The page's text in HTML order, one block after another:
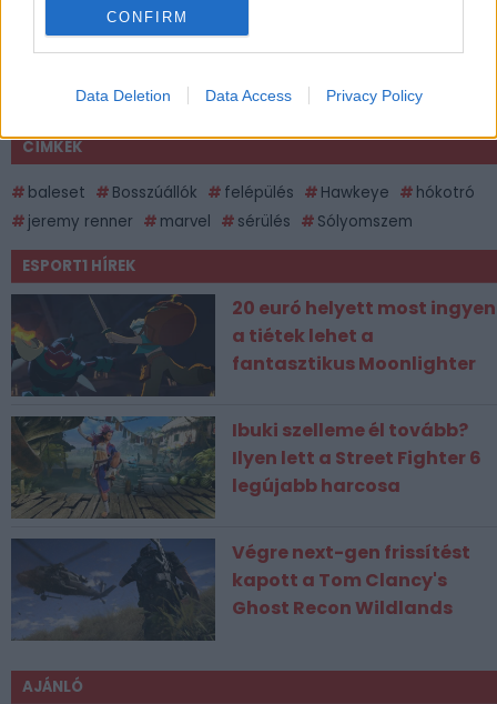
CONFIRM
Data Deletion Data Access Privacy Policy
CÍMKÉK
baleset Bosszúállók felépülés Hawkeye
hókotró
jeremy renner
marvel sérülés Sólyomszem
ESPORT1 HÍREK
20 euró helyett most ingyen
a tiétek lehet a
fantasztikus Moonlighter
Ibuki szelleme él tovább?
Ilyen lett a Street Fighter 6
legújabb harcosa
Végre next-gen frissítést
kapott a Tom Clancy's
Ghost Recon Wildlands
AJÁNLÓ